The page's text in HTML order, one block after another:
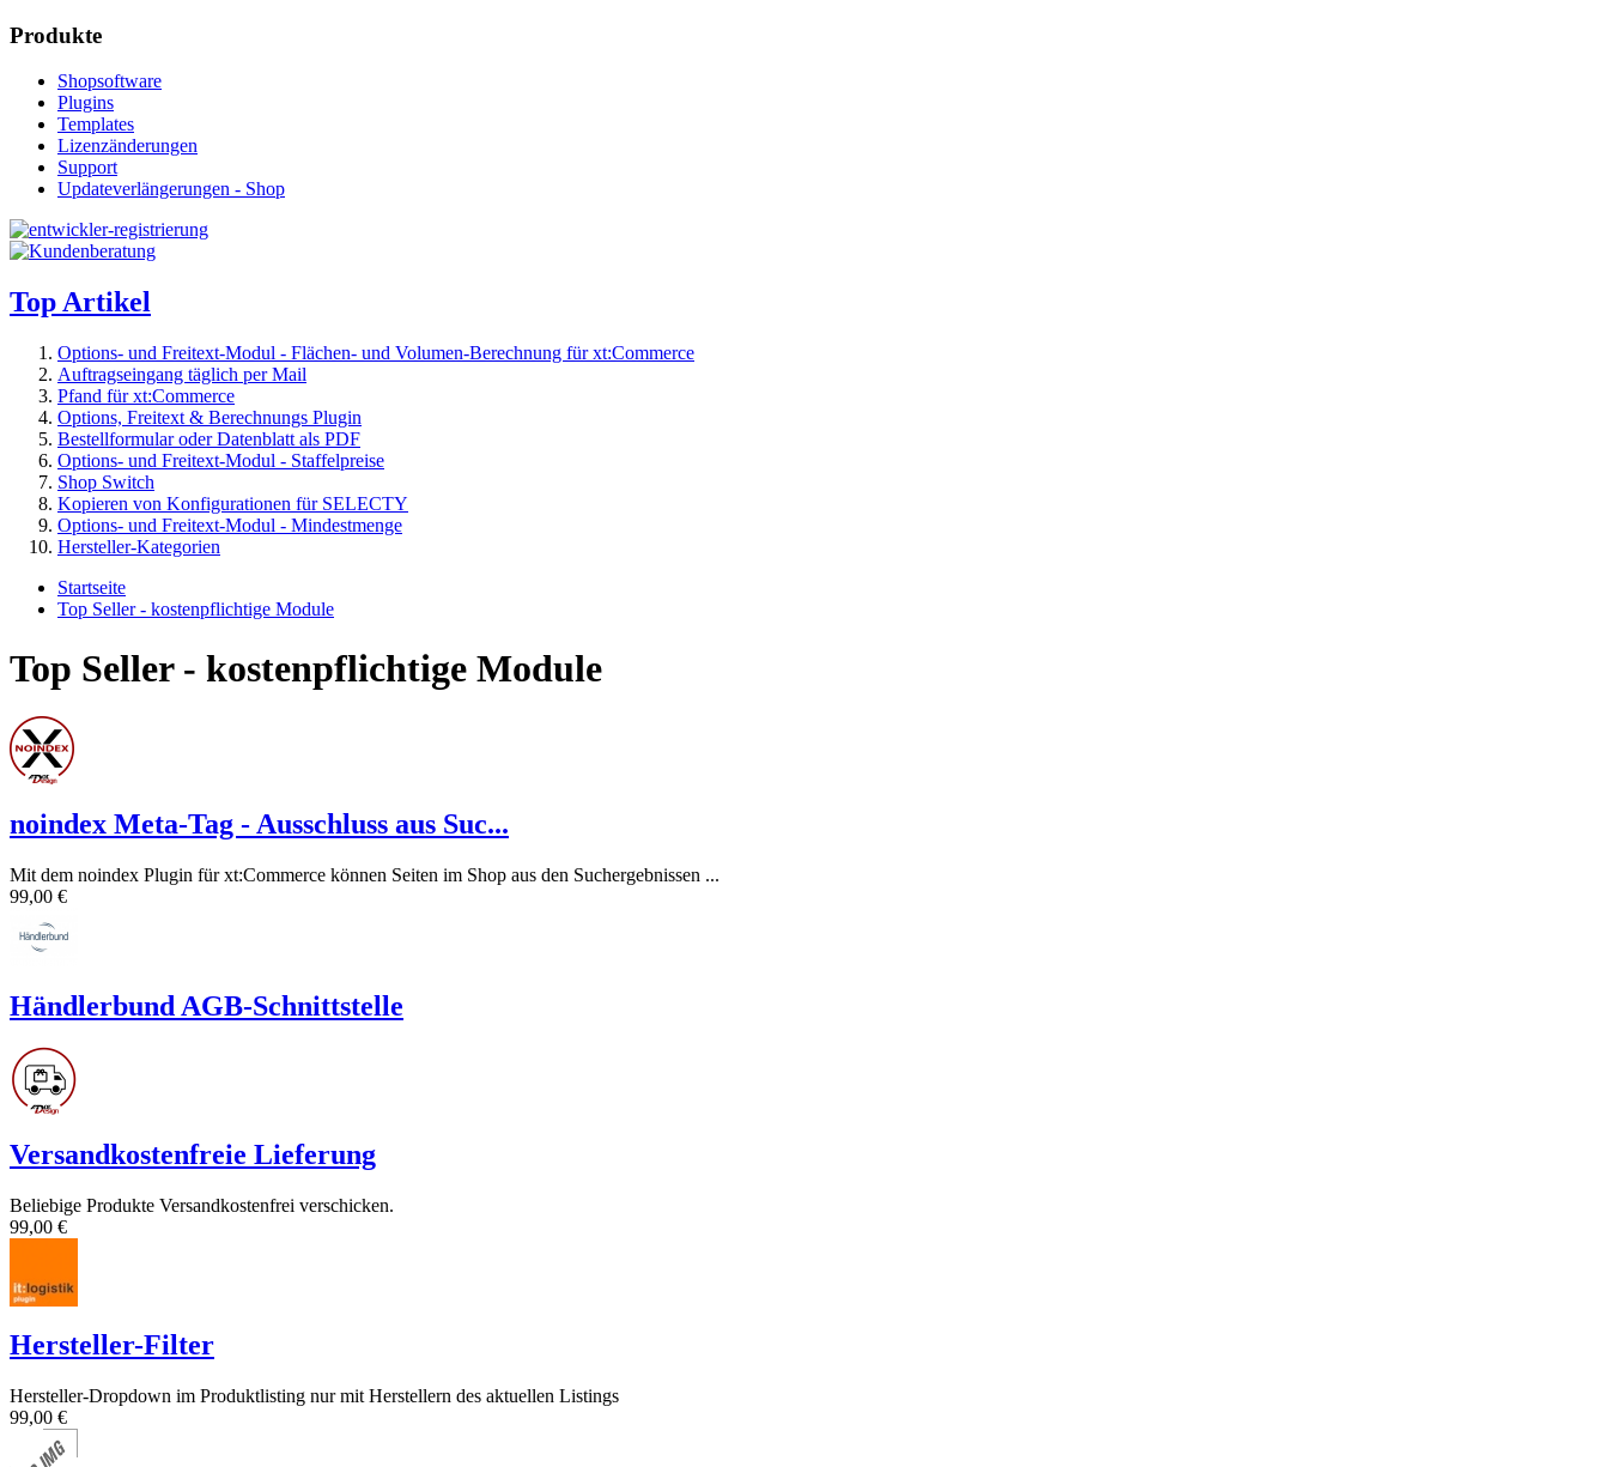
Produkte
Shopsoftware
Plugins
Templates
Lizenzänderungen
Support
Updateverlängerungen - Shop
Top Artikel
Options- und Freitext-Modul - Flächen- und Volumen-Berechnung für xt:Commerce
Auftragseingang täglich per Mail
Pfand für xt:Commerce
Options, Freitext & Berechnungs Plugin
Bestellformular oder Datenblatt als PDF
Options- und Freitext-Modul - Staffelpreise
Shop Switch
Kopieren von Konfigurationen für SELECTY
Options- und Freitext-Modul - Mindestmenge
Hersteller-Kategorien
Startseite
Top Seller - kostenpflichtige Module
Top Seller - kostenpflichtige Module
noindex Meta-Tag - Ausschluss aus Suc...
Mit dem noindex Plugin für xt:Commerce können Seiten im Shop aus den Suchergebnissen ...
99,00 €
Händlerbund AGB-Schnittstelle
Versandkostenfreie Lieferung
Beliebige Produkte Versandkostenfrei verschicken.
99,00 €
Hersteller-Filter
Hersteller-Dropdown im Produktlisting nur mit Herstellern des aktuellen Listings
99,00 €